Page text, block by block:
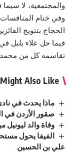
والمجتمعية، لا
وفي ختام
الحجاج بتتويج
فيما حل علاء بلبل
تقاسمه كل من محمد
Also Like
ماذا يحدث في
صقور الأردن في
وفاة والد
الفيفا يحول
علي بن الحسين